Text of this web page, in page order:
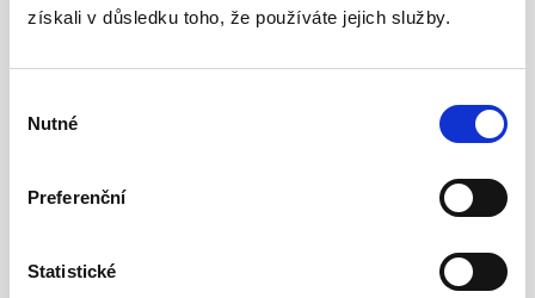
získali v důsledku toho, že používáte jejich služby.
souhlasu
Nutné
Preferenční
Statistické
rozvaděče